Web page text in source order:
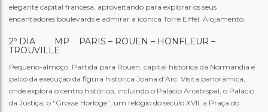
elegante capital francesa, aproveitando para explorar os seus
encantadores boulevards e admirar a icónica Torre Eiffel. Alojamento.
2º DIA MP PARIS – ROUEN – HONFLEUR –
TROUVILLE
Pequeno-almoço. Partida para Rouen, capital histórica da Normandia e
palco da execução da figura histórica Joana d’Arc. Visita panorâmica,
onde explora o centro histórico, incluindo o Palácio Arcebispal, o Palácio
da Justiça, o “Grosse Horloge”, um relógio do século XVII, a Praça do